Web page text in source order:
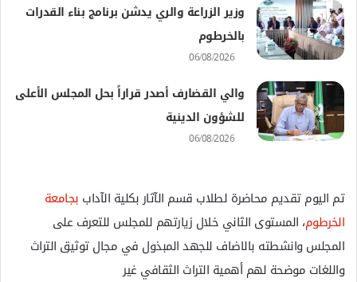
وزير الزراعة والري يدشن برنامج بناء القدرات
بالخرطوم
06/08/2026
والي القضارف أصدر قراراً بحل المجلس الأعلى
للشؤون الدينية
06/08/2026
تم اليوم تقديم محاضرة لطلاب قسم الآثار بكلية الآداب بجامعة
الخرطوم، المستوى الثاني خلال زيارتهم للمجلس للتعرف على
المجلس وانشطته بالاضاف للجهد المبذول في مجال توثيق التراث
واللغات موضحة لهم أهمية التراث الثقافي غير